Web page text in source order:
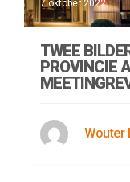
7 oktober 2022
TWEE
PROVINCIE
Wouter